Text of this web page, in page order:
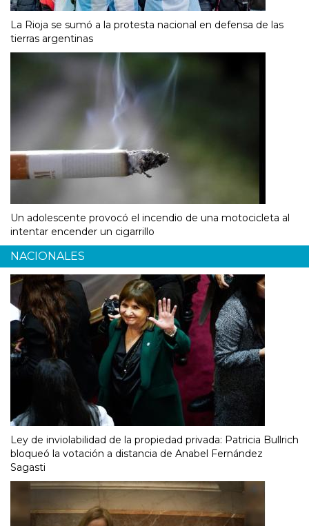
La Rioja se sumó a la protesta nacional en defensa de las
tierras argentinas
Un adolescente provocó el incendio de una motocicleta al
intentar encender un cigarrillo
NACIONALES
Ley de inviolabilidad de la propiedad privada: Patricia Bullrich
bloqueó la votación a distancia de Anabel Fernández
Sagasti